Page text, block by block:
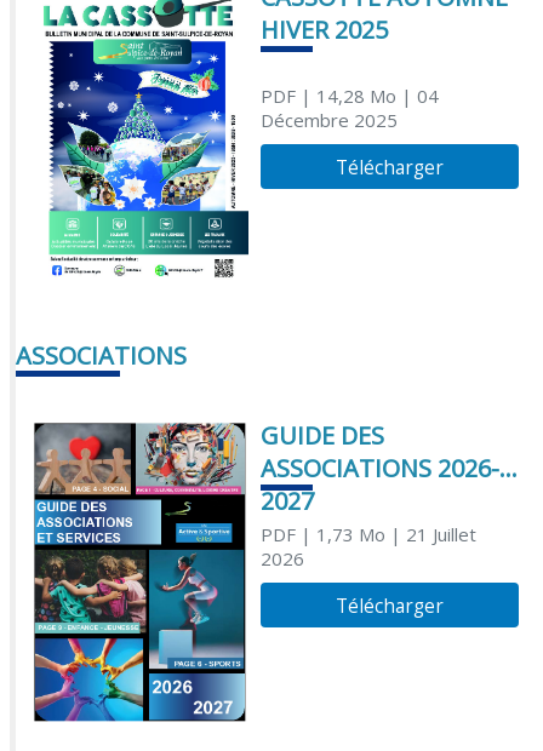
HIVER 2025
PDF| 14,28 Mo | 04
Décembre 2025
Télécharger
ASSOCIATIONS
GUIDE DES
ASSOCIATIONS 2026-
2027
PDF| 1,73 Mo | 21 Juillet
2026
Télécharger